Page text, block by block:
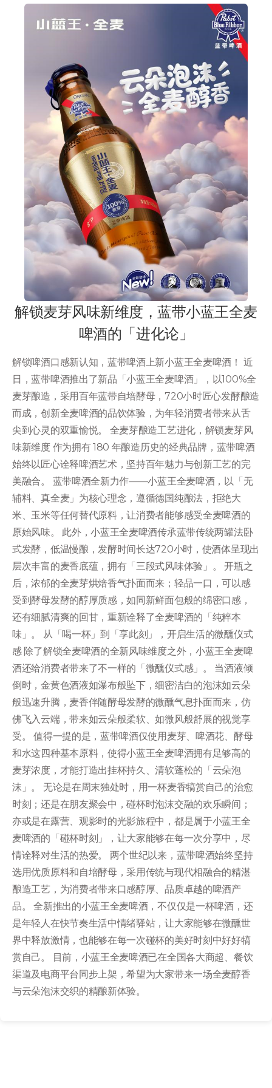
解锁麦芽风味新维度，蓝带小蓝王全麦
啤酒的「进化论」
解锁啤酒口感新认知，蓝带啤酒上新小蓝王全麦啤酒！ 近
日，蓝带啤酒推出了新品「小蓝王全麦啤酒」，以100%全
麦芽酿造，采用百年蓝带自培酵母，720小时匠心发酵酿造
而成，创新全麦啤酒的品饮体验，为年轻消费者带来从舌
尖到心灵的双重愉悦。 全麦芽酿造工艺进化，解锁麦芽风
味新维度 作为拥有 180 年酿造历史的经典品牌，蓝带啤酒
始终以匠心诠释啤酒艺术，坚持百年魅力与创新工艺的完
美融合。 蓝带啤酒全新力作——小蓝王全麦啤酒，以「无
辅料、真全麦」为核心理念，遵循德国纯酿法，拒绝大
米、玉米等任何替代原料，让消费者能够感受全麦啤酒的
原始风味。 此外，小蓝王全麦啤酒传承蓝带传统两罐法卧
式发酵，低温慢酿，发酵时间长达720小时，使酒体呈现出
层次丰富的麦香底蕴，拥有「三段式风味体验」。 开瓶之
后，浓郁的全麦芽烘焙香气扑面而来；轻品一口，可以感
受到酵母发酵的醇厚质感，如同新鲜面包般的绵密口感，
还有细腻清爽的回甘，重新诠释了全麦啤酒的「纯粹本
味」。 从「喝一杯」到「享此刻」，开启生活的微醺仪式
感 除了解锁全麦啤酒的全新风味维度之外，小蓝王全麦啤
酒还给消费者带来了不一样的「微醺仪式感」。 当酒液倾
倒时，金黄色酒液如瀑布般坠下，细密洁白的泡沫如云朵
般迅速升腾，麦香伴随酵母发酵的微醺气息扑面而来，仿
佛飞入云端，带来如云朵般柔软、如微风般舒展的视觉享
受。 值得一提的是，蓝带啤酒仅使用麦芽、啤酒花、酵母
和水这四种基本原料，使得小蓝王全麦啤酒拥有足够高的
麦芽浓度，才能打造出挂杯持久、清软蓬松的「云朵泡
沫」。 无论是在周末独处时，用一杯麦香犒赏自己的治愈
时刻；还是在朋友聚会中，碰杯时泡沫交融的欢乐瞬间；
亦或是在露营、观影时的光影旅程中，都是属于小蓝王全
麦啤酒的「碰杯时刻」，让大家能够在每一次分享中，尽
情诠释对生活的热爱。 两个世纪以来，蓝带啤酒始终坚持
选用优质原料和自培酵母，采用传统与现代相融合的精湛
酿造工艺，为消费者带来口感醇厚、品质卓越的啤酒产
品。 全新推出的小蓝王全麦啤酒，不仅仅是一杯啤酒，还
是年轻人在快节奏生活中情绪驿站，让大家能够在微醺世
界中释放激情，也能够在每一次碰杯的美好时刻中好好犒
赏自己。 目前，小蓝王全麦啤酒已在全国各大商超、餐饮
渠道及电商平台同步上架，希望为大家带来一场全麦醇香
与云朵泡沫交织的精酿新体验。